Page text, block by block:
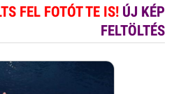
FEL FOTÓT TE IS! ÚJ KÉP
FELTÖLTÉS